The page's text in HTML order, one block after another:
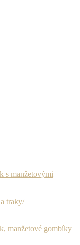
s manžetovými
traky/
manžetové gombíky